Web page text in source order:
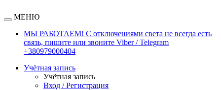
МЕНЮ
МЫ РАБОТАЕМ! С отключениями света не всегда есть
связь, пишите или звоните Viber / Telegram
+380979000404
Учётная запись
Учётная запись
Вход / Регистрация